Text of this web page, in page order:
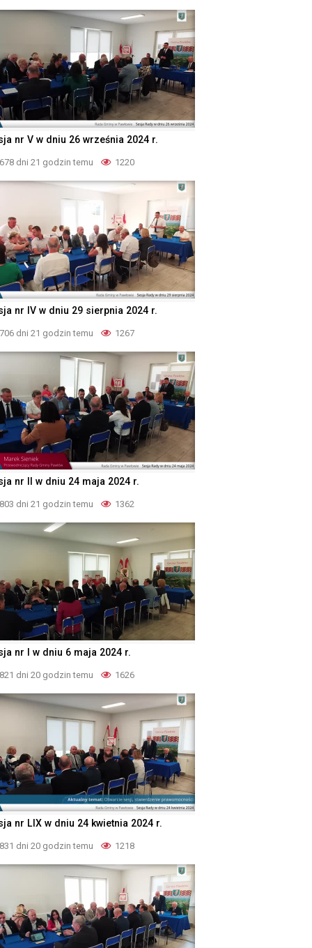
nr V w dniu 26 września 2024 r.
678 dni 21 godzin temu 1220
nr IV w dniu 29 sierpnia 2024 r.
706 dni 21 godzin temu 1267
nr II w dniu 24 maja 2024 r.
803 dni 21 godzin temu 1362
nr I w dniu 6 maja 2024 r.
821 dni 20 godzin temu 1626
nr LIX w dniu 24 kwietnia 2024 r.
831 dni 20 godzin temu 1218